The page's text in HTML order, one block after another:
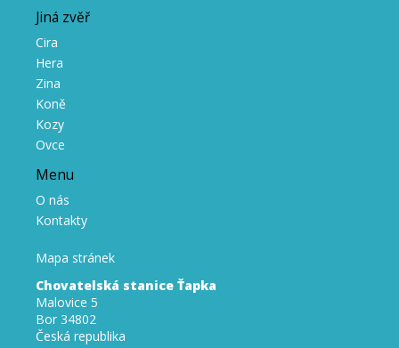
Jiná zvěř
Cira
Hera
Zina
Koně
Kozy
Ovce
Menu
O nás
Kontakty
Mapa stránek
Chovatelská stanice Ťapka
Malovice 5
Bor 34802
Česká republika